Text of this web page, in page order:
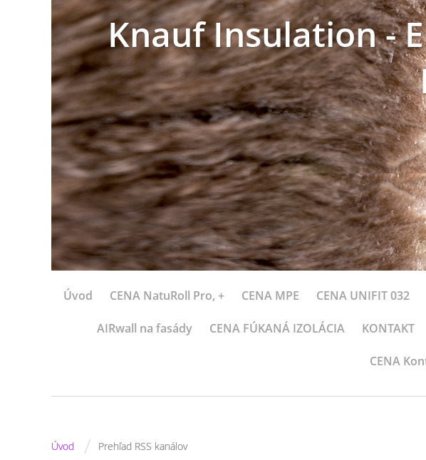
Knauf Insulation -
Úvod CENA NatuRoll Pro, + CENA MPE CENA UNIFIT 032
AIRwall na fasády CENA FÚKANÁ IZOLÁCIA KONTAKT
CENA
Úvod / Prehľad RSS kanálov